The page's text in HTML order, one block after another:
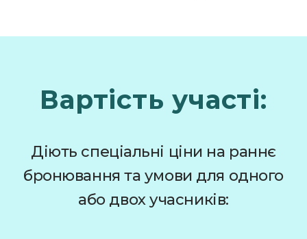
Вартість участі:
Діють спеціальні ціни на раннє
бронювання та умови для одного
або двох учасників: